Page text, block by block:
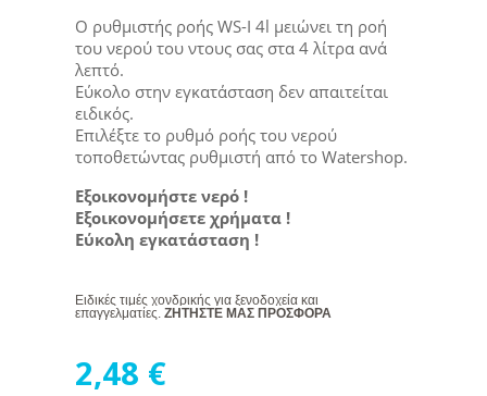
Ο ρυθμιστής ροής WS-I 4l μειώνει τη ροή
του νερού του ντους σας στα 4 λίτρα ανά
λεπτό.
Εύκολο στην εγκατάσταση δεν απαιτείται
ειδικός.
Επιλέξτε το ρυθμό ροής του νερού
τοποθετώντας ρυθμιστή από το Watershop.
Εξοικονομήστε νερό !
Εξοικονομήσετε χρήματα !
Εύκολη εγκατάσταση !
Ειδικές τιμές χονδρικής για ξενοδοχεία και
επαγγελματίες. ΖΗΤΗΣΤΕ ΜΑΣ ΠΡΟΣΦΟΡΑ
2,48 €